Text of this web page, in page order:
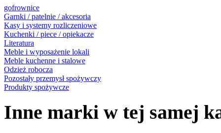
gofrownice
Garnki / patelnie / akcesoria
Kasy i systemy rozliczeniowe
Kuchenki / piece / opiekacze
Literatura
Meble i wyposażenie lokali
Meble kuchenne i stalowe
Odzież robocza
Pozostały przemysł spożywczy
Produkty spożywcze
Inne marki w tej samej